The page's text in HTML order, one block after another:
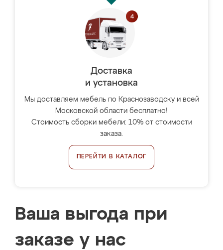
Доставка
и установка
Мы доставляем мебель по Краснозаводску и всей
Московской области бесплатно!
Стоимость сборки мебели: 10% от стоимости
заказа.
ПЕРЕЙТИ В КАТАЛОГ
Ваша выгода при
заказе у нас